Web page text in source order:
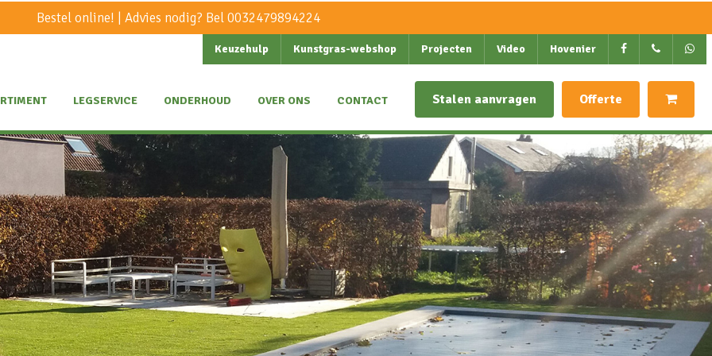
Bestel online! | Advies nodig? Bel0032479894224
Keuzehulp Kunstgras-webshop Projecten Video Hovenier
LEGSERVICE ONDERHOUD OVER ONS CONTACT Stalen aanvragen Offerte